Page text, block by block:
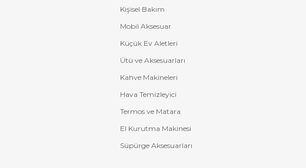
Kişisel Bakım
Mobil Aksesuar
Küçük Ev Aletleri
Ütü ve Aksesuarları
Kahve Makineleri
Hava Temizleyici
Termos ve Matara
El Kurutma Makinesi
Süpürge Aksesuarları